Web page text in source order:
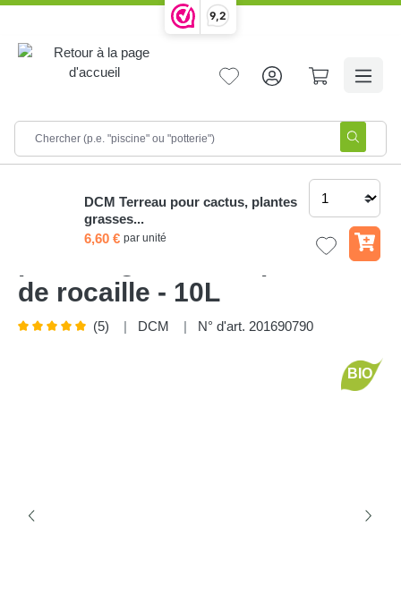
9,2
DCM Terreau pour cactus, plantes
grasses...
6,60 € par unité
Terreau
DCM Terreau pour cactus,
plantes grasses et plantes
de rocaille - 10L
(5) DCM N° d'art. 201690790
BIO